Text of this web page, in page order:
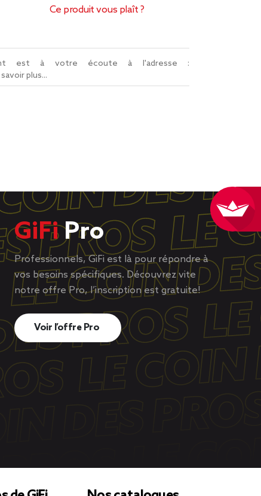
Ce produit vous plaît ?
est à votre écoute à l'adresse :
savoir plus...
GiFiPro
Professionnels, GiFi est là pour répondre à
vos besoins spécifiques. Découvrez vite
notre offre Pro, l’inscription est gratuite!
Voir l’offre Pro